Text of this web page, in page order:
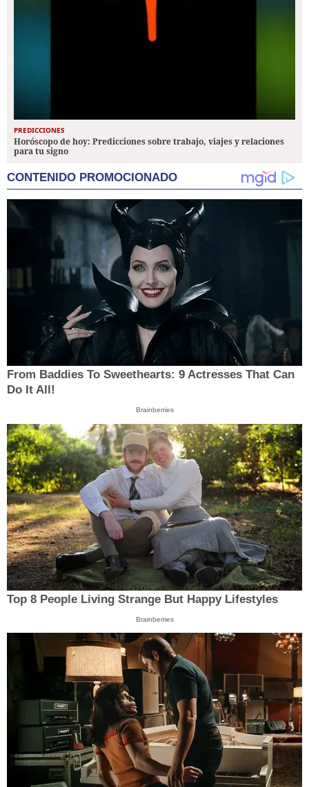
PREDICCIONES
Horóscopo de hoy: Predicciones sobre trabajo, viajes y relaciones
para tu signo
CONTENIDO PROMOCIONADO
From Baddies To Sweethearts: 9 Actresses That Can
Do It All!
Brainberries
Top 8 People Living Strange But Happy Lifestyles
Brainberries